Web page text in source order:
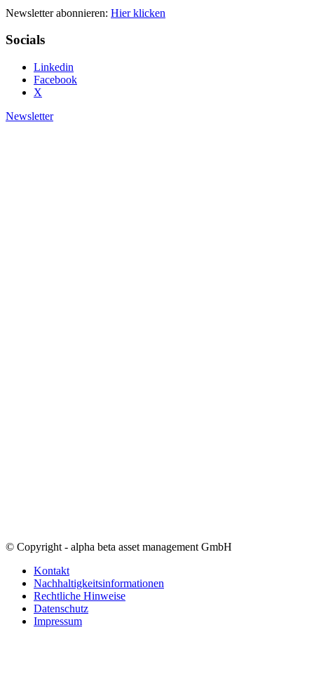
Newsletter abonnieren: Hier klicken
Socials
Linkedin
Facebook
X
Newsletter
© Copyright - alpha beta asset management GmbH
Kontakt
Nachhaltigkeitsinformationen
Rechtliche Hinweise
Datenschutz
Impressum